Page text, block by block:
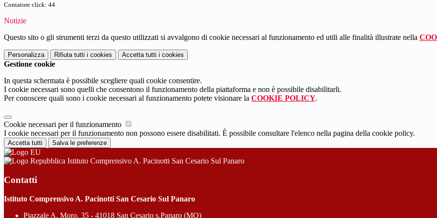
Contatore click: 44
Notizie
Questo sito o gli strumenti terzi da questo utilizzati si avvalgono di cookie necessari al funzionamento ed utili alle finalità illustrate nella
Personalizza Rifiuta tutti i cookies Accetta tutti i cookies
Gestione cookie
In questa schermata è possibile scegliere quali cookie consentire.
I cookie necessari sono quelli che consentono il funzionamento della piattaforma e non è possibile disabilitarli.
Per conoscere quali sono i cookie necessari al funzionamento potete visionare la COOKIE POLICY.
Cookie necessari per il funzionamento
I cookie necessari per il funzionamento non possono essere disabilitati. È possibile consultare l'elenco nella pagina della cookie policy.
Accetta tutti Salva le preferenze
Istituto Comprensivo A. Pacinotti San Cesario Sul Panaro
Contatti
Istituto Comprensivo A. Pacinotti San Cesario Sul Panaro
Piazzale A. Moro, 35 - 41018 San Cesario s.Panaro (MO)